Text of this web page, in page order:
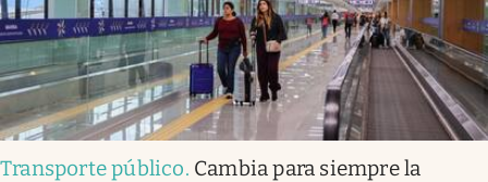
Transporte público. Cambia para siempre la